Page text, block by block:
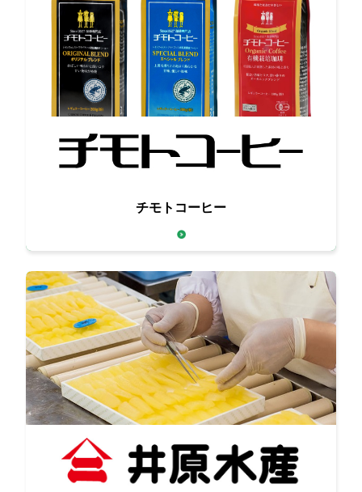
百年珈琲
～創業1927年の老舗珈琲メーカー～
チモトコーヒー